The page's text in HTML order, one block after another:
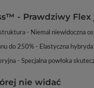
- Prawdziwy
- Niemal niewidoczna
do 250% - Elastyczna
- Specjalna powłoka
nie widać